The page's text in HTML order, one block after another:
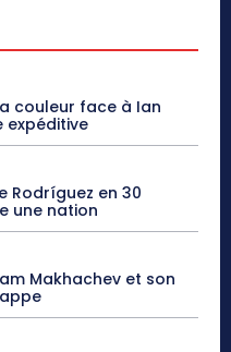
couleur face à Ian
expéditive
Rodríguez en 30
une nation
Makhachev et son